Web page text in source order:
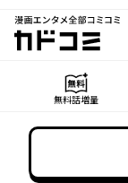
漫画エンタメ全部
カド
無料話増量